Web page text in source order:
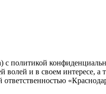
с политикой
волей и в своем интересе, а
ответственностью